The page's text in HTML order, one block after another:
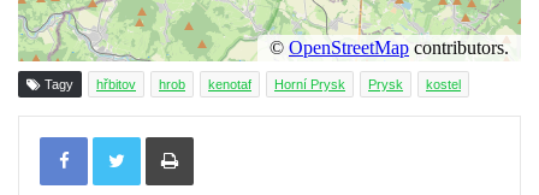
nad Vltavou
Hrob Vladislava Neumana v Hostíně u
Vojkovic
Pomník obětem válek před hřbitovem v
Kenotaf Václava Floriána na hřbitově v
Tagy hřbitov hrob kenotaf Horní Prysk Prysk kostel
Tisknout